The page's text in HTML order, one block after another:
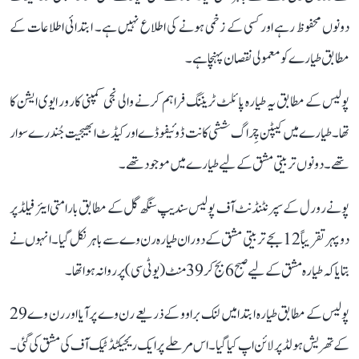
دونوں محفوظ رہے اور کسی کے زخمی ہونے کی اطلاع نہیں ہے۔ ابتدائی اطلاعات کے
مطابق طیارے کو معمولی نقصان پہنچا ہے۔
پولیس کے مطابق یہ طیارہ پائلٹ ٹریننگ فراہم کرنے والی نجی کمپنی کارور ایوی ایشن کا
تھا۔ طیارے میں کیپٹن چِراگ ششی کانت ڈوئیفوڈے اور کیڈٹ ابھیجیت جُندرے سوار
تھے۔ دونوں تربیتی مشق کے لیے طیارے میں موجود تھے۔
پونے رورل کے سپرنٹنڈنٹ آف پولیس سندیپ سنگھ گل کے مطابق بارامتی ایئر فیلڈ پر
دوپہر تقریباً 12 بجے تربیتی مشق کے دوران طیارہ رن وے سے باہر نکل گیا۔ انہوں نے
بتایا کہ طیارہ مشق کے لیے صبح 6 بج کر 39 منٹ (یو ٹی سی) پر روانہ ہوا تھا۔
پولیس کے مطابق طیارہ ابتدا میں لنک براوو کے ذریعے رن وے پر آیا اور رن وے 29
کے تھریش ہولڈ پر لائن اپ کیا گیا۔ اس مرحلے پر ایک ریجیکٹڈ ٹیک آف کی مشق کی گئی۔